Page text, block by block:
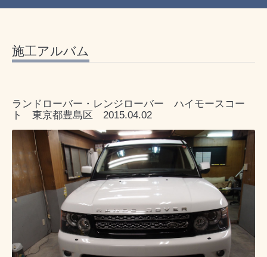
施工アルバム
ランドローバー・レンジローバー ハイモースコー
ト 東京都豊島区 2015.04.02